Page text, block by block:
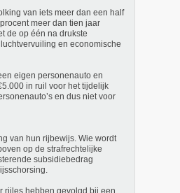
van iets meer dan een half
meer dan tien jaar
de op één na drukste
en economische
eigen personenauto en
in ruil voor het tijdelijk
en dus niet voor
van hun rijbewijs. Wie wordt
op de strafrechtelijke
subsidiebedrag
rijles hebben gevolgd bij een